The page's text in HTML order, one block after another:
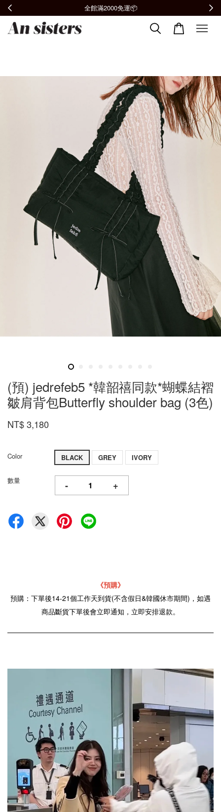
全館滿2000免運📦
(預) jedrefeb5 *韓韶禧同款*蝴蝶結褶
皺肩背包Butterfly shoulder bag (3色)
NT$ 3,180
Color BLACK GREY IVORY
數量 - +
《預購》
預購：下單後14-21個工作天到貨(不含假日&韓國休市期間)，如遇
商品斷貨下單後會立即通知，立即安排退款。